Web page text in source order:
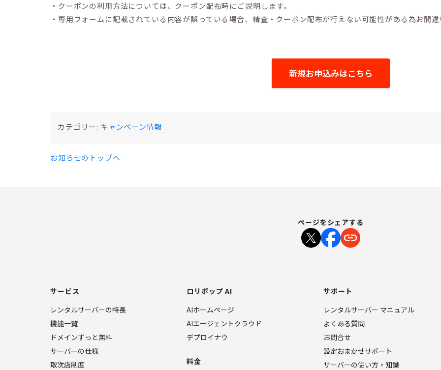
・クーポンの利用方法については、クーポン配布時にご説明します。
・専用フォームに記載されている内容が誤っている場合、精査・クーポン配布が行えない可能性がある為お間
新規お申込みはこちら
カテゴリー: キャンペーン情報
お知らせのトップへ
ページをシェアする
サービス
レンタルサーバーの特長
機能一覧
ドメインずっと無料
サーバーの仕様
取次店制度
ロリポップ AI
AIホームページ
AIエージェントクラウド
デプロイナウ
料金
サポート
レンタルサーバー マニュアル
よくある質問
お問合せ
設定おまかせサポート
サーバーの使い方・知識